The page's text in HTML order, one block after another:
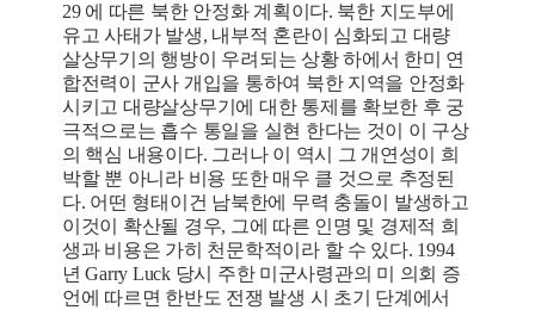
29 에 따른 북한 안정화 계획이다. 북한 지도부에
유고 사태가 발생, 내부적 혼란이 심화되고 대량
살상무기의 행방이 우려되는 상황 하에서 한미 연
합전력이 군사 개입을 통하여 북한 지역을 안정화
시키고 대량살상무기에 대한 통제를 확보한 후 궁
극적으로는 흡수 통일을 실현 한다는 것이 이 구상
의 핵심 내용이다. 그러나 이 역시 그 개연성이 희
박할 뿐 아니라 비용 또한 매우 클 것으로 추정된
다. 어떤 형태이건 남북한에 무력 충돌이 발생하고
이것이 확산될 경우, 그에 따른 인명 및 경제적 희
생과 비용은 가히 천문학적이라 할 수 있다. 1994
년 Garry Luck 당시 주한 미군사령관의 미 의회 증
언에 따르면 한반도 전쟁 발생 시 초기 단계에서